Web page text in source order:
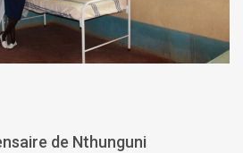
de Nthunguni